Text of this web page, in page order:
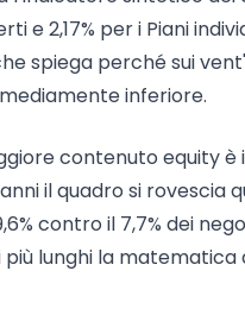
e 2,17% per i Piani
spiega perché sui
inferiore.
contenuto equity
anni il quadro si
contro il 7,7% dei
lunghi la